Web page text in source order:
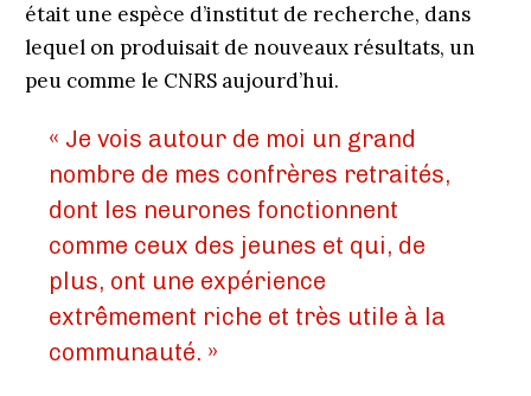
était une espèce d’institut de recherche, dans
lequel on produisait de nouveaux résultats, un
peu comme le CNRS aujourd’hui.
« Je vois autour de moi un grand
nombre de mes confrères retraités,
dont les neurones fonctionnent
comme ceux des jeunes et qui, de
plus, ont une expérience
extrêmement riche et très utile à la
communauté. »